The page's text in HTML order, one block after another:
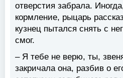
отверстия забрала.
кормление, рыцарь
кузнец пытался снять с
смог.
– Я тебе не верю, ты,
закричала она, разбив о